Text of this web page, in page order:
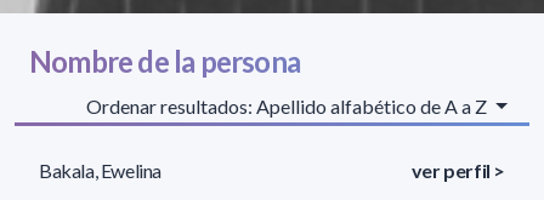
Nombre de la persona
Ordenar resultados: Apellido alfabético de A a Z
Bakala, Ewelina ver perfil >